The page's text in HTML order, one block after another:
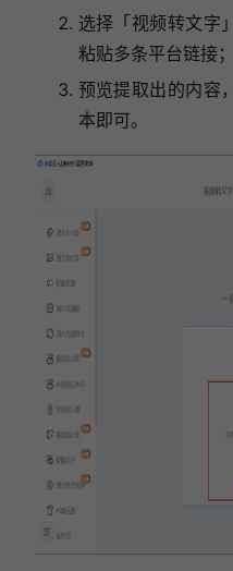
选择「视频转文字
粘贴多条平台链接；
预览提取出的内容
本即可。